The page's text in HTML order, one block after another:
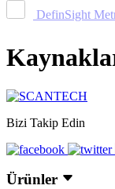
DefinSight
Bizi Takip Edin
Ürünler